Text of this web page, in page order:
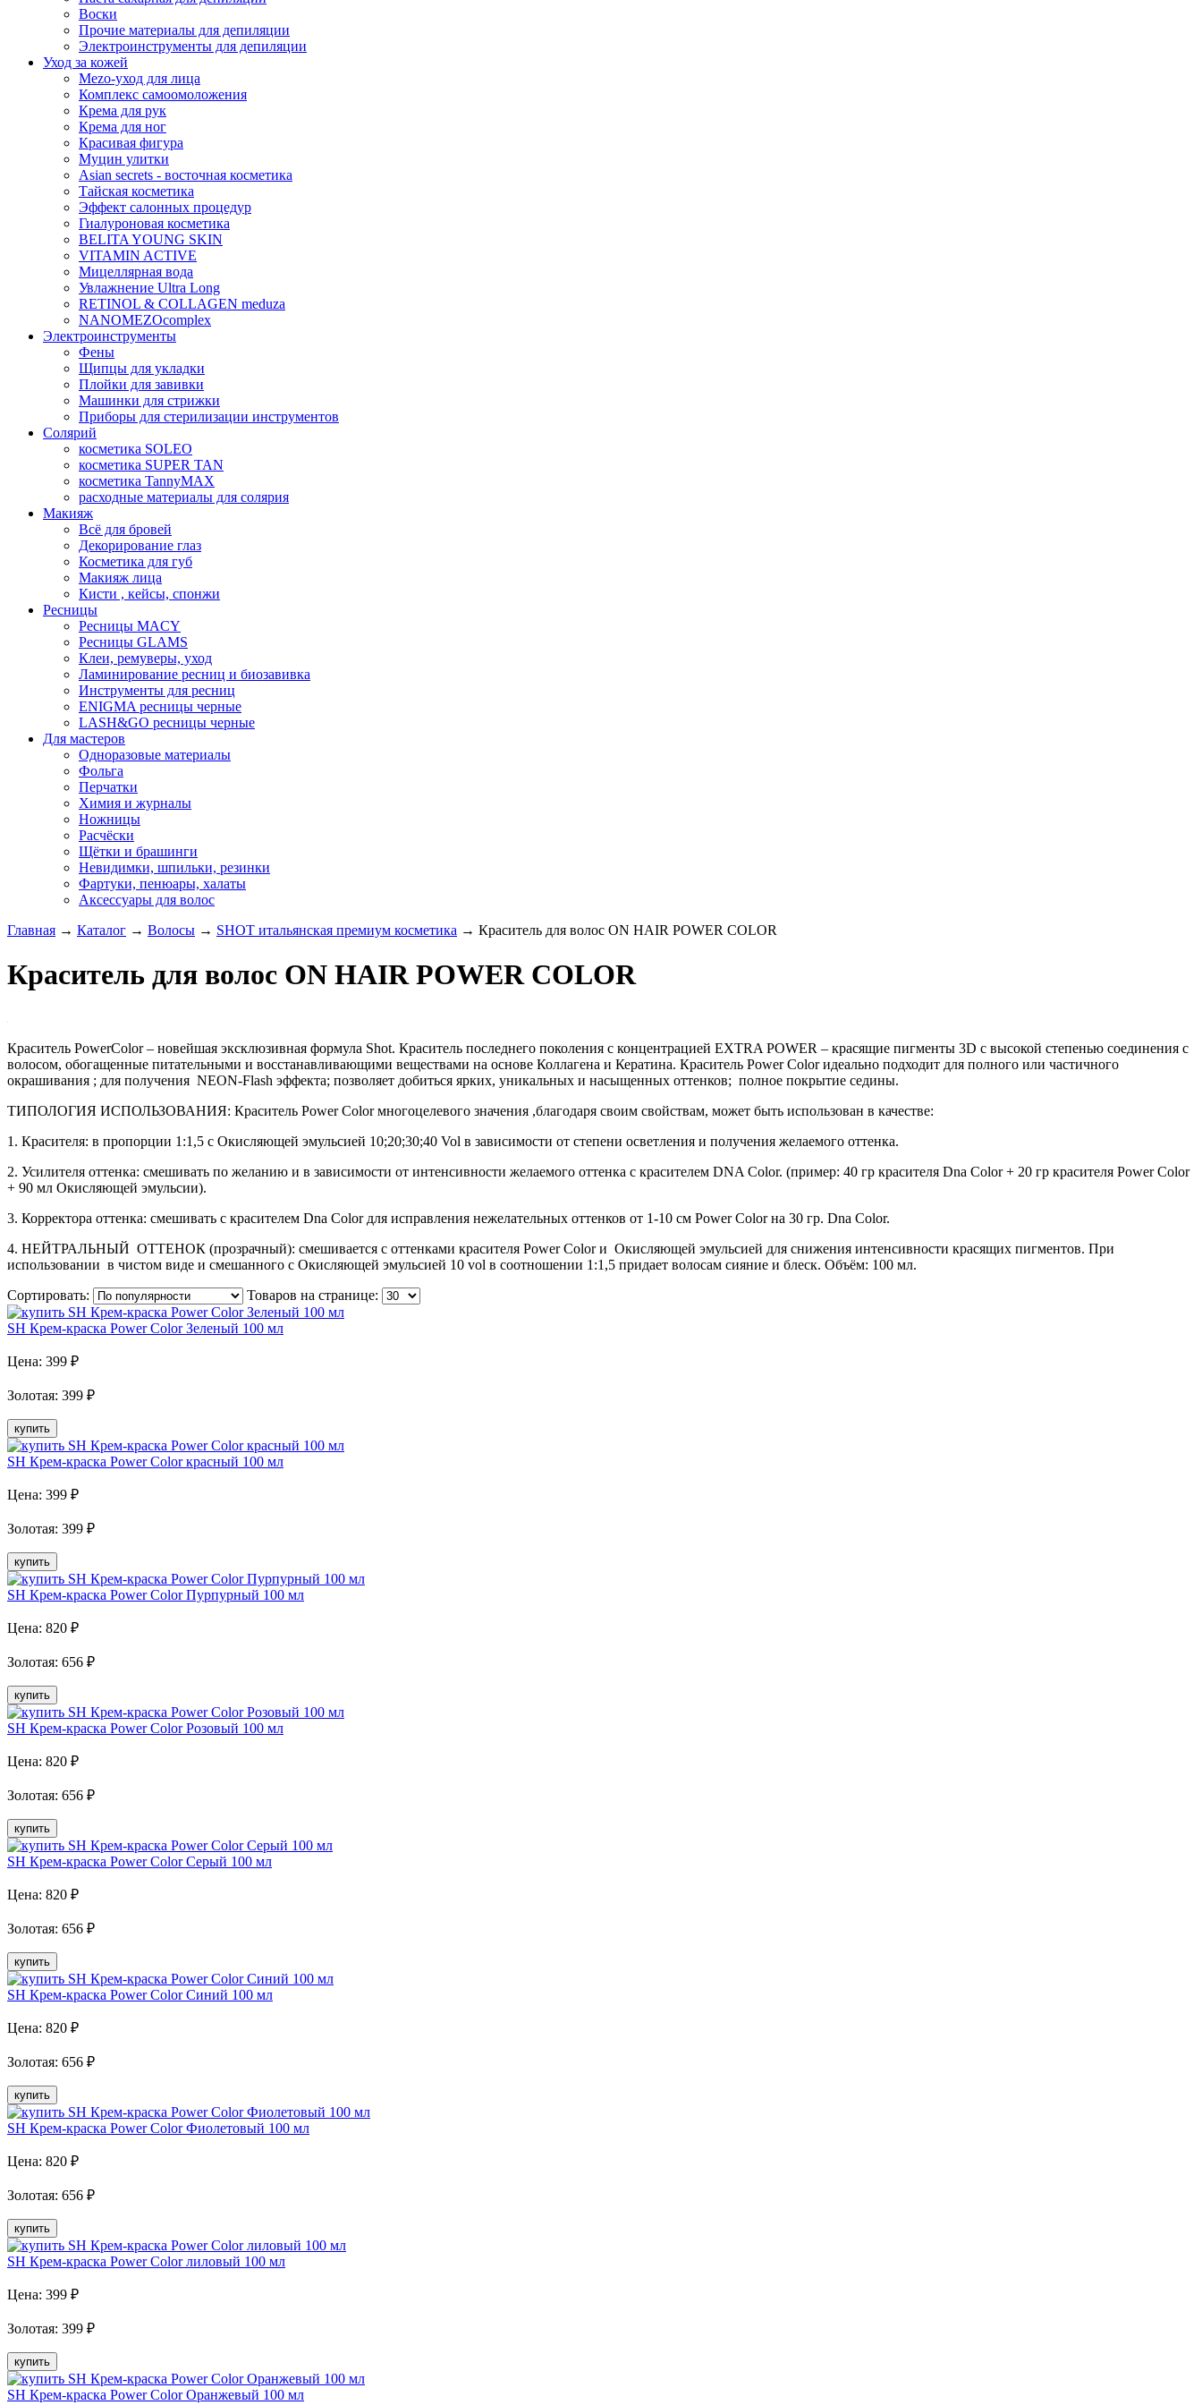
Воски
Прочие материалы для депиляции
Электроинструменты для депиляции
Уход за кожей
Mezo-уход для лица
Комплекс самоомоложения
Крема для рук
Крема для ног
Красивая фигура
Муцин улитки
Asian seсrets - восточная косметика
Тайская косметика
Эффект салонных процедур
Гиалуроновая косметика
BELITA YOUNG SKIN
VITAMIN ACTIVE
Мицеллярная вода
Увлажнение Ultra Long
RETINOL & COLLAGEN meduza
NANOMEZOcomplex
Электроинструменты
Фены
Щипцы для укладки
Плойки для завивки
Машинки для стрижки
Приборы для стерилизации инструментов
Солярий
косметика SOLEO
косметика SUPER TAN
косметика TannyMAX
расходные материалы для солярия
Макияж
Всё для бровей
Декорирование глаз
Косметика для губ
Макияж лица
Кисти , кейсы, спонжи
Ресницы
Ресницы MACY
Ресницы GLAMS
Клеи, ремуверы, уход
Ламинирование ресниц и биозавивка
Инструменты для ресниц
ENIGMA ресницы черные
LASH&GO ресницы черные
Для мастеров
Одноразовые материалы
Фольга
Перчатки
Химия и журналы
Ножницы
Расчёски
Щётки и брашинги
Невидимки, шпильки, резинки
Фартуки, пенюары, халаты
Аксессуары для волос
Главная → Каталог → Волосы → SHOT итальянская премиум косметика → Краситель для волос ON HAIR POWER COLOR
Краситель для волос ON HAIR POWER COLOR
Краситель PowerColor – новейшая эксклюзивная формула Shot. Краситель последнего поколения с концентрацией EXTRA POWER – красящие пигменты 3D с высокой степенью соединения с
волосом, обогащенные питательными и восстанавливающими веществами на основе Коллагена и Кератина. Краситель Power Color идеально подходит для полного или частичного
окрашивания ; для получения NEON-Flash эффекта; позволяет добиться ярких, уникальных и насыщенных оттенков; полное покрытие седины.
ТИПОЛОГИЯ ИСПОЛЬЗОВАНИЯ: Краситель Power Color многоцелевого значения ,благодаря своим свойствам, может быть использован в качестве:
1. Красителя: в пропорции 1:1,5 с Окисляющей эмульсией 10;20;30;40 Vol в зависимости от степени осветления и получения желаемого оттенка.
2. Усилителя оттенка: смешивать по желанию и в зависимости от интенсивности желаемого оттенка с красителем DNA Color. (пример: 40 гр красителя Dna Color + 20 гр красителя Power Color
+ 90 мл Окисляющей эмульсии).
3. Корректора оттенка: смешивать с красителем Dna Color для исправления нежелательных оттенков от 1-10 см Power Color на 30 гр. Dna Color.
4. НЕЙТРАЛЬНЫЙ ОТТЕНОК (прозрачный): смешивается с оттенками красителя Power Color и Окисляющей эмульсией для снижения интенсивности красящих пигментов. При
использовании в чистом виде и смешанного с Окисляющей эмульсией 10 vol в соотношении 1:1,5 придает волосам сияние и блеск. Объём: 100 мл.
Сортировать:
Товаров на странице:
SH Крем-краска Power Color Зеленый 100 мл
Цена: 399 ₽
Золотая: 399 ₽
купить
SH Крем-краска Power Color красный 100 мл
Цена: 399 ₽
Золотая: 399 ₽
купить
SH Крем-краска Power Color Пурпурный 100 мл
Цена: 820 ₽
Золотая: 656 ₽
купить
SH Крем-краска Power Color Розовый 100 мл
Цена: 820 ₽
Золотая: 656 ₽
купить
SH Крем-краска Power Color Серый 100 мл
Цена: 820 ₽
Золотая: 656 ₽
купить
SH Крем-краска Power Color Синий 100 мл
Цена: 820 ₽
Золотая: 656 ₽
купить
SH Крем-краска Power Color Фиолетовый 100 мл
Цена: 820 ₽
Золотая: 656 ₽
купить
SH Крем-краска Power Color лиловый 100 мл
Цена: 399 ₽
Золотая: 399 ₽
купить
SH Крем-краска Power Color Оранжевый 100 мл